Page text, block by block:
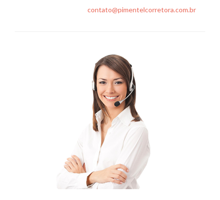
contato@pimentelcorretora.com.br